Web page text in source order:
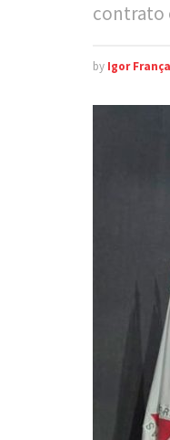
contrato
by Igor França